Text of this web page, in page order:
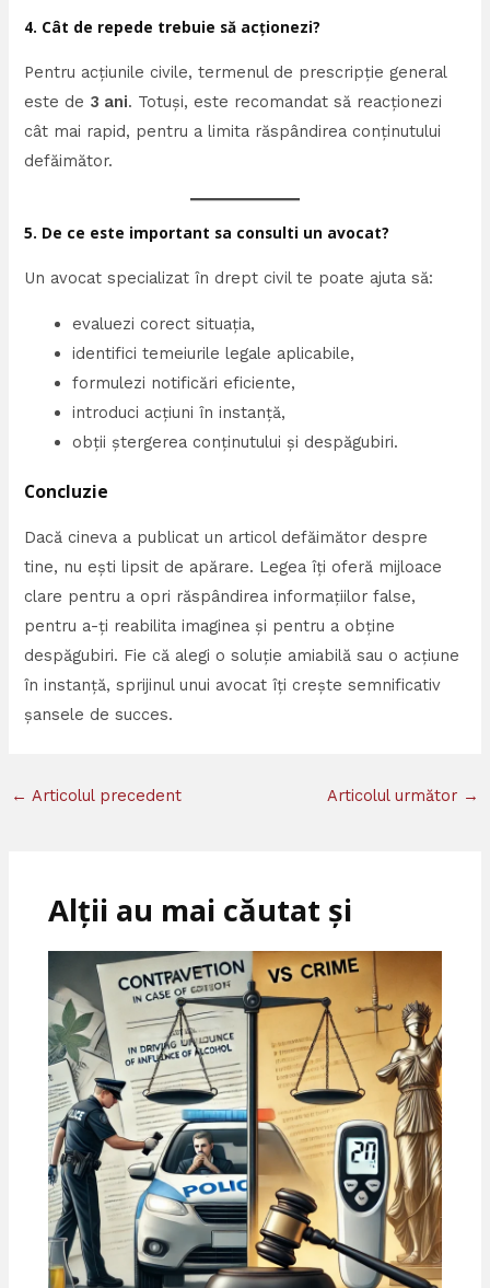
4. Cât de repede trebuie să acționezi?
Pentru acțiunile civile, termenul de prescripție general
este de 3 ani. Totuși, este recomandat să reacționezi
cât mai rapid, pentru a limita răspândirea conținutului
defăimător.
5. De ce este important sa consulti un avocat?
Un avocat specializat în drept civil te poate ajuta să:
evaluezi corect situația,
identifici temeiurile legale aplicabile,
formulezi notificări eficiente,
introduci acțiuni în instanță,
obții ștergerea conținutului și despăgubiri.
Concluzie
Dacă cineva a publicat un articol defăimător despre
tine, nu ești lipsit de apărare. Legea îți oferă mijloace
clare pentru a opri răspândirea informațiilor false,
pentru a-ți reabilita imaginea și pentru a obține
despăgubiri. Fie că alegi o soluție amiabilă sau o acțiune
în instanță, sprijinul unui avocat îți crește semnificativ
șansele de succes.
← Articolul precedent Articolul următor →
Alții au mai căutat și